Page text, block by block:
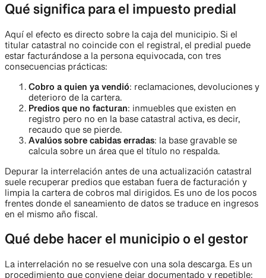
Qué significa para el impuesto predial
Aquí el efecto es directo sobre la caja del municipio. Si el
titular catastral no coincide con el registral, el predial puede
estar facturándose a la persona equivocada, con tres
consecuencias prácticas:
Cobro a quien ya vendió: reclamaciones, devoluciones y
deterioro de la cartera.
Predios que no facturan: inmuebles que existen en
registro pero no en la base catastral activa, es decir,
recaudo que se pierde.
Avalúos sobre cabidas erradas: la base gravable se
calcula sobre un área que el título no respalda.
Depurar la interrelación antes de una actualización catastral
suele recuperar predios que estaban fuera de facturación y
limpia la cartera de cobros mal dirigidos. Es uno de los pocos
frentes donde el saneamiento de datos se traduce en ingresos
en el mismo año fiscal.
Qué debe hacer el municipio o el gestor
La interrelación no se resuelve con una sola descarga. Es un